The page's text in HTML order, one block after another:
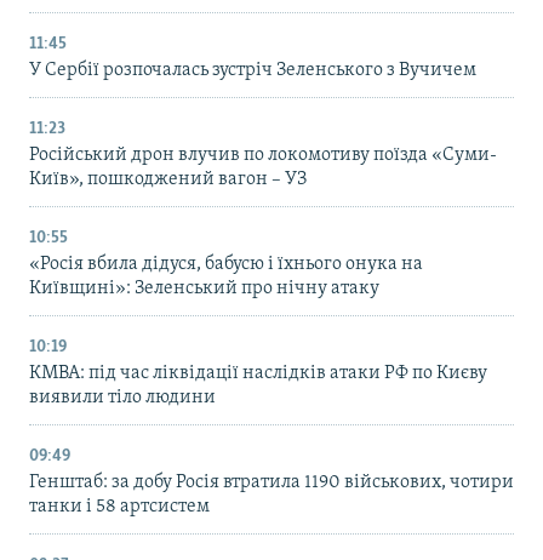
11:45
У Сербії розпочалась зустріч Зеленського з Вучичем
11:23
Російський дрон влучив по локомотиву поїзда «Суми-
Київ», пошкоджений вагон – УЗ
10:55
«Росія вбила дідуся, бабусю і їхнього онука на
Київщині»: Зеленський про нічну атаку
10:19
КМВА: під час ліквідації наслідків атаки РФ по Києву
виявили тіло людини
09:49
Генштаб: за добу Росія втратила 1190 військових, чотири
танки і 58 артсистем